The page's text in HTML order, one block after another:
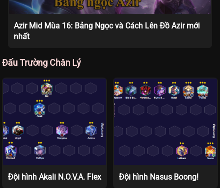
Azir Mid Mùa 16: Bảng Ngọc và Cách Lên Đồ Azir mới
nhất
Đấu Trường Chân Lý
Đội hình Akali N.O.V.A. Flex Đội hình Nasus Boong!